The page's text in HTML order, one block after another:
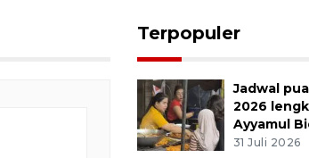
Terpopuler
Jadwal
2026
Ayyamul
31 Juli 2026